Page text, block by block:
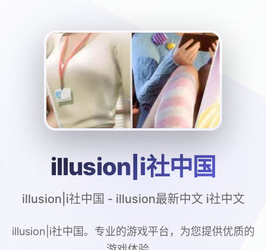
illusion|i社中国
illusion|i社中国 - illusion最新中文 i社中文
illusion|i社中国。专业的游戏平台，为您提供优质的